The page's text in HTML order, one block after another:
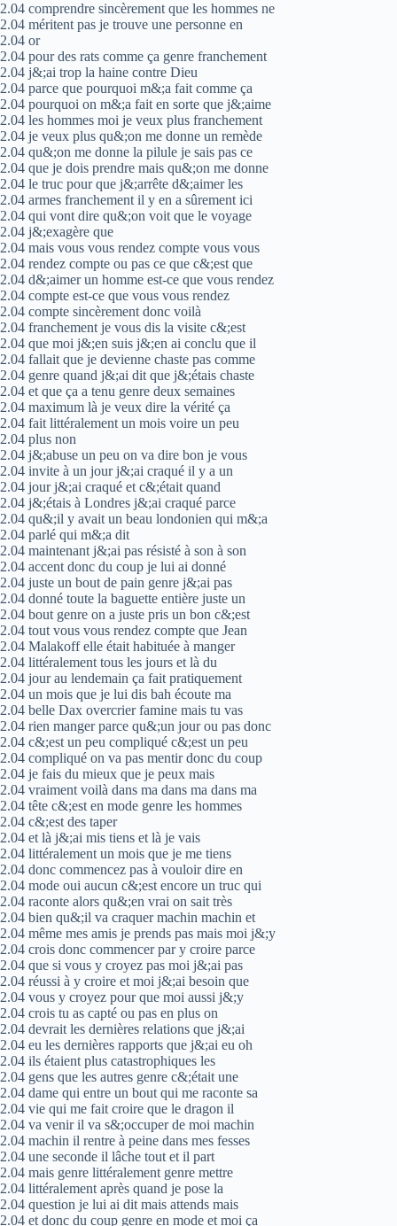
2.04 comprendre sincèrement que les hommes ne
2.04 méritent pas je trouve une personne en
2.04 or
2.04 pour des rats comme ça genre franchement
2.04 j&;ai trop la haine contre Dieu
2.04 parce que pourquoi m&;a fait comme ça
2.04 pourquoi on m&;a fait en sorte que j&;aime
2.04 les hommes moi je veux plus franchement
2.04 je veux plus qu&;on me donne un remède
2.04 qu&;on me donne la pilule je sais pas ce
2.04 que je dois prendre mais qu&;on me donne
2.04 le truc pour que j&;arrête d&;aimer les
2.04 armes franchement il y en a sûrement ici
2.04 qui vont dire qu&;on voit que le voyage
2.04 j&;exagère que
2.04 mais vous vous rendez compte vous vous
2.04 rendez compte ou pas ce que c&;est que
2.04 d&;aimer un homme est-ce que vous rendez
2.04 compte est-ce que vous vous rendez
2.04 compte sincèrement donc voilà
2.04 franchement je vous dis la visite c&;est
2.04 que moi j&;en suis j&;en ai conclu que il
2.04 fallait que je devienne chaste pas comme
2.04 genre quand j&;ai dit que j&;étais chaste
2.04 et que ça a tenu genre deux semaines
2.04 maximum là je veux dire la vérité ça
2.04 fait littéralement un mois voire un peu
2.04 plus non
2.04 j&;abuse un peu on va dire bon je vous
2.04 invite à un jour j&;ai craqué il y a un
2.04 jour j&;ai craqué et c&;était quand
2.04 j&;étais à Londres j&;ai craqué parce
2.04 qu&;il y avait un beau londonien qui m&;a
2.04 parlé qui m&;a dit
2.04 maintenant j&;ai pas résisté à son à son
2.04 accent donc du coup je lui ai donné
2.04 juste un bout de pain genre j&;ai pas
2.04 donné toute la baguette entière juste un
2.04 bout genre on a juste pris un bon c&;est
2.04 tout vous vous rendez compte que Jean
2.04 Malakoff elle était habituée à manger
2.04 littéralement tous les jours et là du
2.04 jour au lendemain ça fait pratiquement
2.04 un mois que je lui dis bah écoute ma
2.04 belle Dax overcrier famine mais tu vas
2.04 rien manger parce qu&;un jour ou pas donc
2.04 c&;est un peu compliqué c&;est un peu
2.04 compliqué on va pas mentir donc du coup
2.04 je fais du mieux que je peux mais
2.04 vraiment voilà dans ma dans ma dans ma
2.04 tête c&;est en mode genre les hommes
2.04 c&;est des taper
2.04 et là j&;ai mis tiens et là je vais
2.04 littéralement un mois que je me tiens
2.04 donc commencez pas à vouloir dire en
2.04 mode oui aucun c&;est encore un truc qui
2.04 raconte alors qu&;en vrai on sait très
2.04 bien qu&;il va craquer machin machin et
2.04 même mes amis je prends pas mais moi j&;y
2.04 crois donc commencer par y croire parce
2.04 que si vous y croyez pas moi j&;ai pas
2.04 réussi à y croire et moi j&;ai besoin que
2.04 vous y croyez pour que moi aussi j&;y
2.04 crois tu as capté ou pas en plus on
2.04 devrait les dernières relations que j&;ai
2.04 eu les dernières rapports que j&;ai eu oh
2.04 ils étaient plus catastrophiques les
2.04 gens que les autres genre c&;était une
2.04 dame qui entre un bout qui me raconte sa
2.04 vie qui me fait croire que le dragon il
2.04 va venir il va s&;occuper de moi machin
2.04 machin il rentre à peine dans mes fesses
2.04 une seconde il lâche tout et il part
2.04 mais genre littéralement genre mettre
2.04 littéralement après quand je pose la
2.04 question je lui ai dit mais attends mais
2.04 et donc du coup genre en mode et moi ça